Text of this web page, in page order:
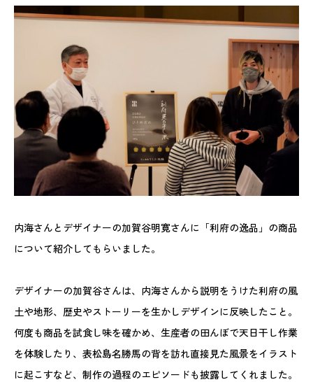
内海さんとデザイナーの加賀谷明寛さんに「利府の逸品」の商品
について紹介してもらいました。
デザイナーの加賀谷さんは、内海さんから説明をうけた利府の風
土や地形、歴史やストーリーを生かしデザインに反映したこと。
何度も商品を試食し味を確かめ、生産者の田んぼで天日干し作業
を体験したり、表松島名勝馬の背を訪れ直接見た風景をイラスト
に起こすなど、制作の過程のエピソードも披露してくれました。